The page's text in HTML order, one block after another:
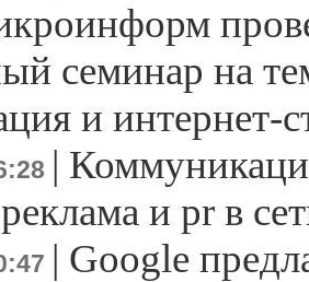
семинар на
и интернет-
|
и pr в
| Google